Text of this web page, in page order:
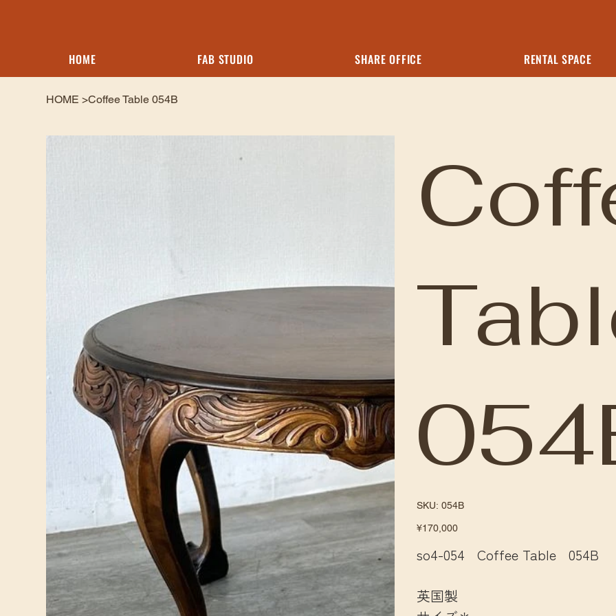
HOME FAB STUDIO SHARE OFFICE RENTAL SPACE
HOME >Coffee Table 054B
SKU: SKU
054B
054B
Price
¥170,000
so4-054 Coffee Table 054B
英国製